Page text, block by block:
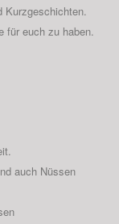
Kurzgeschichten.
für euch zu haben.
auch Nüssen